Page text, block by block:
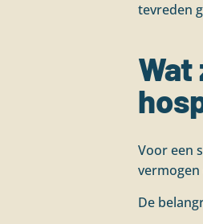
tevreden
Voor een
De